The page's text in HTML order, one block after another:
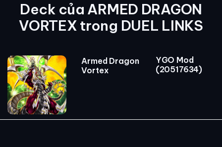
Deck của ARMED DRAGON
VORTEX trong DUEL LINKS
Armed Dragon
Vortex
YGO Mod
(20517634)